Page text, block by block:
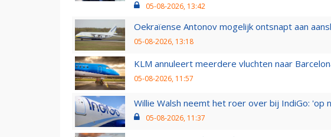
05-08-2026, 13:42
Oekraïense Antonov mogelijk ontsnapt aan
05-08-2026, 13:18
KLM annuleert meerdere vluchten naar
05-08-2026, 11:57
Willie Walsh neemt het roer over bij IndiGo: 'op
05-08-2026, 11:37